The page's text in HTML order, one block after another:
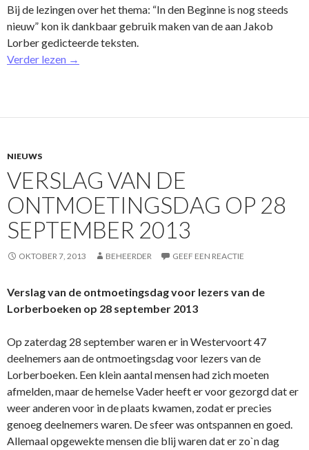
Bij de lezingen over het thema: “In den Beginne is nog steeds
nieuw” kon ik dankbaar gebruik maken van de aan Jakob
Lorber gedicteerde teksten.
Verder lezen →
NIEUWS
VERSLAG VAN DE
ONTMOETINGSDAG OP 28
SEPTEMBER 2013
OKTOBER 7, 2013 BEHEERDER GEEF EEN REACTIE
Verslag van de o­ntmoetingsdag voor lezers van de
Lorberboeken op 28 september 2013
Op zaterdag 28 september waren er in Westervoort 47
deelnemers aan de o­ntmoetingsdag voor lezers van de
Lorberboeken. Een klein aantal mensen had zich moeten
afmelden, maar de hemelse Vader heeft er voor gezorgd dat er
weer anderen voor in de plaats kwamen, zodat er precies
genoeg deelnemers waren. De sfeer was o­ntspannen en goed.
Allemaal opgewekte mensen die blij waren dat er zo`n dag